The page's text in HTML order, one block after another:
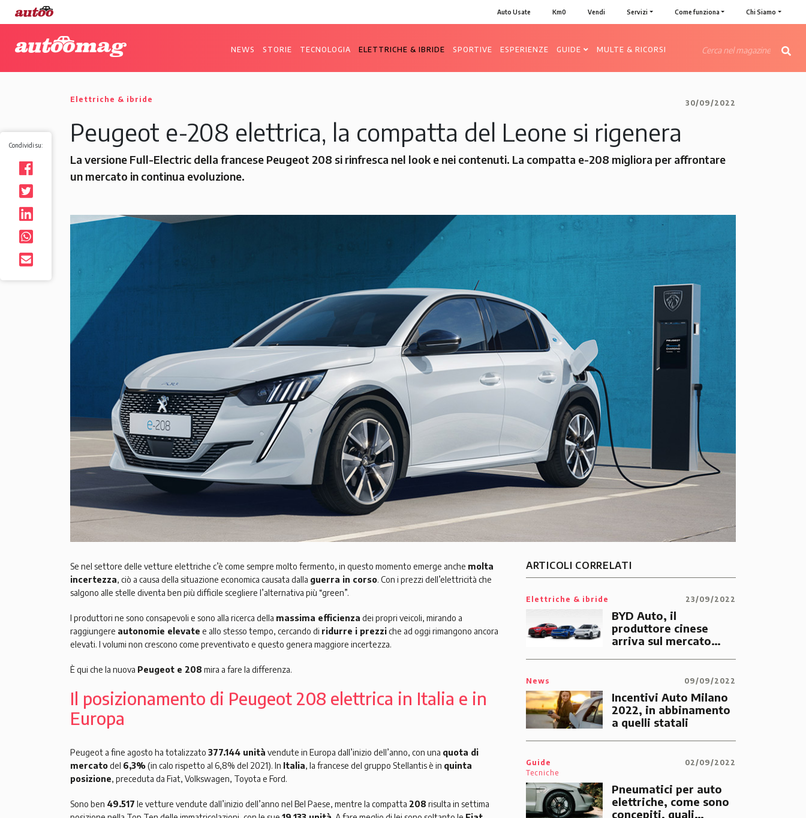
Elettriche & ibride 30/09/2022
Peugeot e-208 elettrica, la compatta del Leone si rigenera
La versione Full-Electric della francese Peugeot 208 si rinfresca nel look e nei contenuti. La compatta e-208 migliora per affrontare
un mercato in continua evoluzione.
Se nel settore delle vetture elettriche c’è come sempre molto fermento, in questo momento emerge anche molta
incertezza, ciò a causa della situazione economica causata dalla guerra in corso. Con i prezzi dell’elettricità che
salgono alle stelle diventa ben più difficile scegliere l’alternativa più “green”.
I produttori ne sono consapevoli e sono alla ricerca della massima efficienza dei propri veicoli, mirando a
raggiungere autonomie elevate e allo stesso tempo, cercando di ridurre i prezziche ad oggi rimangono ancora
elevati. I volumi non crescono come preventivato e questo genera maggiore incertezza.
È qui che la nuova Peugeot e 208 mira a fare la differenza.
Il posizionamento di Peugeot 208 elettrica in Italia e in
Europa
Peugeot a fine agosto ha totalizzato 377.144 unità vendute in Europa dall’inizio dell’anno, con una quota di
mercatodel 6,3%(in calo rispetto al 6,8% del 2021). In Italia, la francese del gruppo Stellantis è in quinta
posizione, preceduta da Fiat, Volkswagen, Toyota e Ford.
Sono ben 49.517 le vetture vendute dall’inizio dell’anno nel Bel Paese, mentre la compatta 208 risulta in settima
ARTICOLI CORRELATI
Elettriche & ibride 23/09/2022
BYD Auto, il
produttore cinese
arriva sul mercato
News 09/09/2022
Incentivi Auto Milano
2022, in abbinamento
a quelli statali
Guide
Tecniche
02/09/2022
Pneumatici per auto
elettriche, come sono
concepiti, quali
Condividi su:
Auto Usate Km0 Vendi Servizi Come funziona Chi Siamo
NEWS STORIE TECNOLOGIA ELETTRICHE & IBRIDE SPORTIVE ESPERIENZE GUIDE MULTE & RICORSI